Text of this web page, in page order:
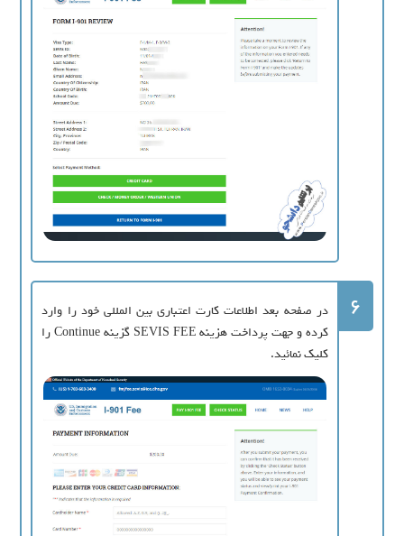
6
در صفحه بعد اطلاعات کارت اعتباری بین المللی خود را وارد
کرده و جهت پرداخت هزینه SEVIS FEE گزینه Continue را
کلیک نمائید.